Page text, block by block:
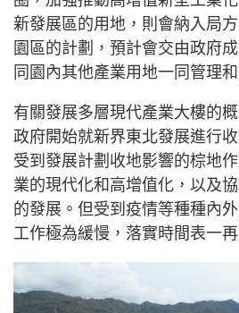
新發展區的用地，則會納入局
園區的計劃，預計會交由政府
同園內其他產業用地一同管理和
有關發展多層現代產業大樓的
政府開始就新界東北發展進行
受到發展計劃收地影響的棕地
業的現代化和高增值化，以及
的發展。但受到疫情等種種內
工作極為緩慢，落實時間表一再